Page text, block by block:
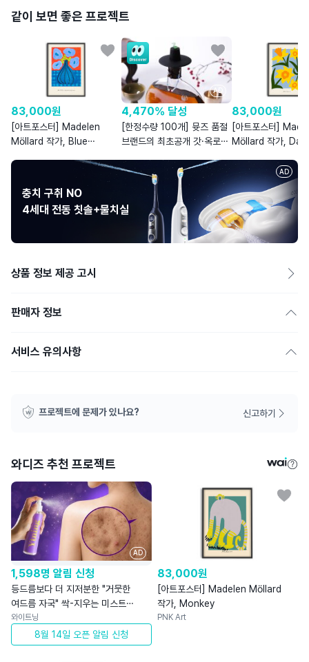
같이 보면 좋은 프로젝트
83,000원
[아트포스터] Madelen
Möllard 작가, Blue
AD
4,470% 달성
[한정수량 100개] 뮷즈 품절
브랜드의 최초공개 갓·옥로립
83,000원
[아트포스터]
Möllard 작가,
충치 구취 NO
4세대 전동 칫솔+물치실
AD
상품 정보 제공 고시
판매자 정보
서비스 유의사항
프로젝트에 문제가 있나요? 신고하기
와디즈 추천 프로젝트
AD
1,598명 알림 신청
등드름보다 더 지저분한 "거뭇한
여드름 자국" 싹-지우는 미스트
스케일링
와이트닝
8월 14일 오픈 알림 신청
83,000원
[아트포스터] Madelen Möllard
작가, Monkey
PNK Art